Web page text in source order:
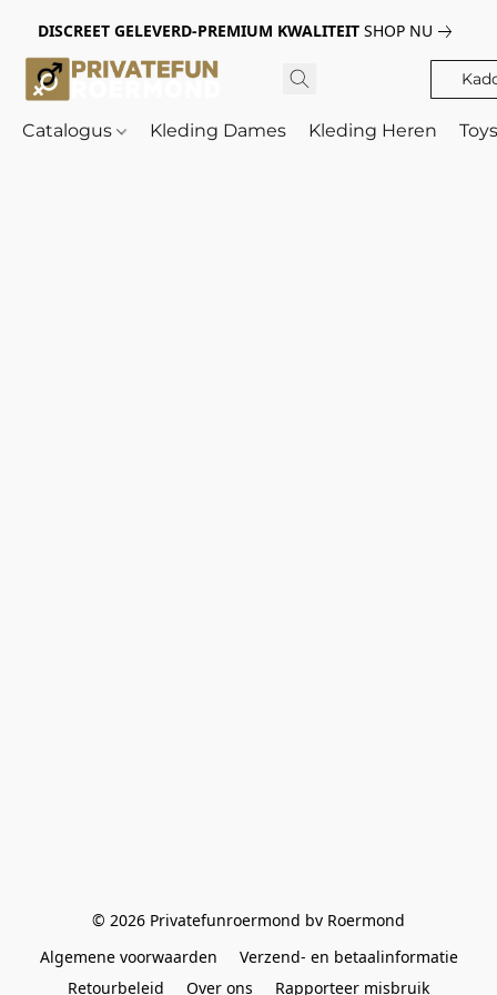
DISCREET GELEVERD-PREMIUM KWALITEIT SHOP NU
Catalogus Kleding Dames Kleding Heren
© 2026 Privatefunroermond bv Roermond
Algemene voorwaarden
Verzend- en betaalinformatie
Retourbeleid
Over ons Rapporteer misbruik